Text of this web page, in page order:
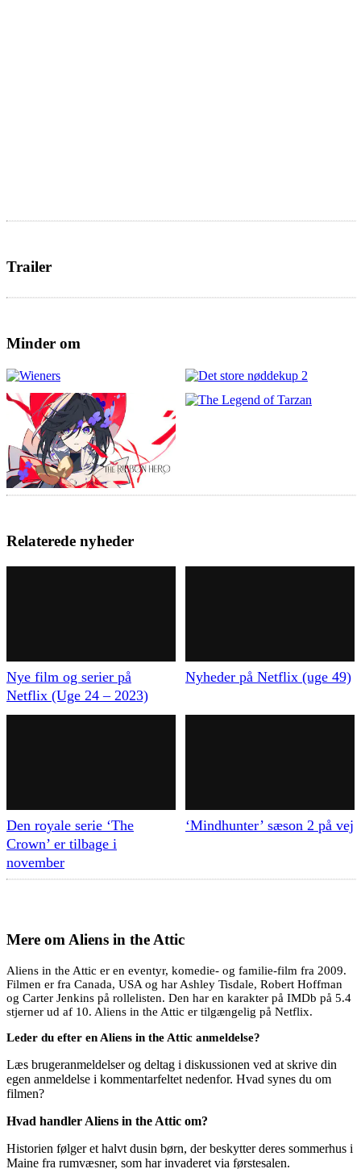
Trailer
Minder om
Relaterede nyheder
Nye film og serier på
Netflix (Uge 24 – 2023)
Nyheder på Netflix (uge 49)
Den royale serie ‘The
Crown’ er tilbage i
november
‘Mindhunter’ sæson 2 på vej
Mere om Aliens in the Attic
Aliens in the Attic er en eventyr, komedie- og familie-film fra 2009.
Filmen er fra Canada, USA og har Ashley Tisdale, Robert Hoffman
og Carter Jenkins på rollelisten. Den har en karakter på IMDb på 5.4
stjerner ud af 10. Aliens in the Attic er tilgængelig på Netflix.
Leder du efter en Aliens in the Attic anmeldelse?
Læs brugeranmeldelser og deltag i diskussionen ved at skrive din
egen anmeldelse i kommentarfeltet nedenfor. Hvad synes du om
filmen?
Hvad handler Aliens in the Attic om?
Historien følger et halvt dusin børn, der beskytter deres sommerhus i
Maine fra rumvæsner, som har invaderet via førstesalen.